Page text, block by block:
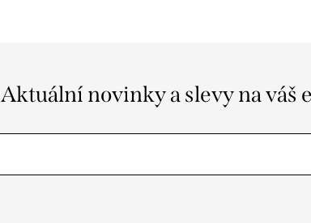
Aktuální novinky a slevy na váš